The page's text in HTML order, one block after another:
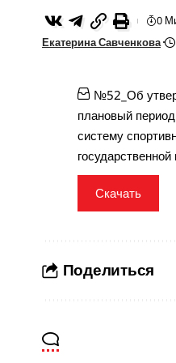
Екатерина Савченкова
0
№52_Об
плановый
систему
Скачать
Поделиться